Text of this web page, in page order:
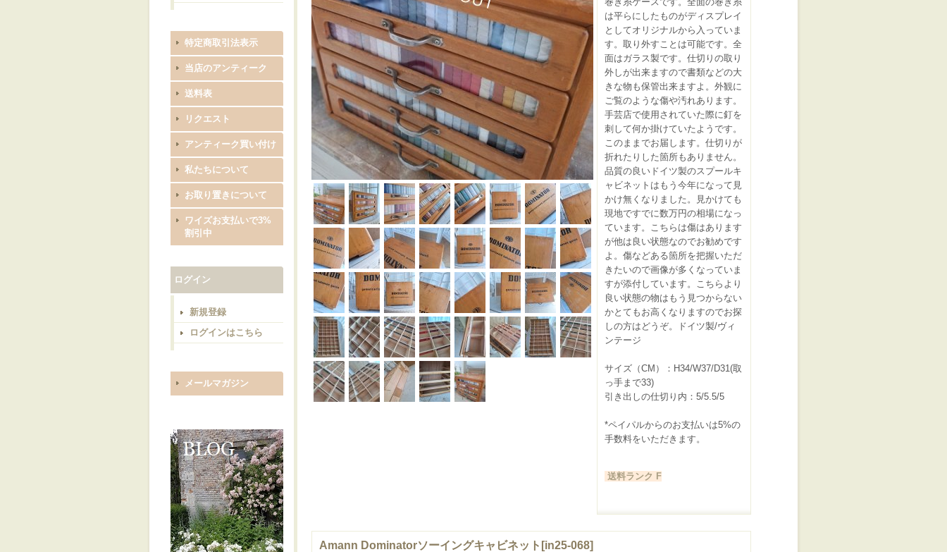
特定商取引法表示
当店のアンティーク
送料表
リクエスト
アンティーク買い付け
私たちについて
お取り置きについて
ワイズお支払いで3%
割引中
ログイン
新規登録
ログインはこちら
メールマガジン
は平らにしたものがディスプレイ
としてオリジナルから入っていま
す。取り外すことは可能です。全
面はガラス製です。仕切りの取り
外しが出来ますので書類などの大
きな物も保管出来ますよ。外観に
ご覧のような傷や汚れあります。
手芸店で使用されていた際に釘を
刺して何か掛けていたようです。
このままでお届します。仕切りが
折れたりした箇所もありません。
品質の良いドイツ製のスプールキ
ャビネットはもう今年になって見
かけ無くなりました。見かけても
現地ですでに数万円の相場になっ
ています。こちらは傷はあります
が他は良い状態なのでお勧めです
よ。傷などある箇所を把握いただ
きたいので画像が多くなっていま
すが添付しています。こちらより
良い状態の物はもう見つからない
かとてもお高くなりますのでお探
しの方はどうぞ。ドイツ製/ヴィ
ンテージ
サイズ（CM）：H34/W37/D31(取
っ手まで33)
引き出しの仕切り内：5/5.5/5
*ペイパルからのお支払いは5%の
手数料をいただきます。
送料ランク F
Amann Dominatorソーイングキャビネット [in25-068]